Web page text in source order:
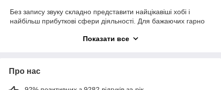
Без запису звуку складно представити найцікавіші хобі і
найбільш прибуткові сфери діяльності. Для бажаючих гарно
без покупки гарного мікрофона.
техніка не потрібна. У нашому магазині зібрані всі недорогі,
Показати все
Про нас